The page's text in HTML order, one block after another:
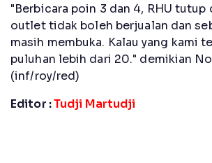
"Berbicara poin 3 dan 4, RHU
outlet tidak boleh berjualan dan
masih membuka. Kalau yang kami
puluhan lebih dari 20." demikian
(inf/roy/red)
Editor :Tudji Martudji